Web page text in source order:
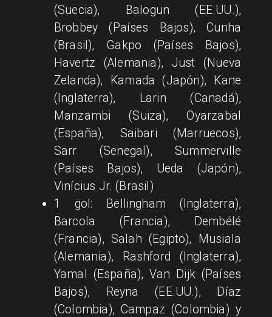
(Suecia), Balogun (EE.UU.),
Brobbey (Países Bajos), Cunha
(Brasil), Gakpo (Países Bajos),
Havertz (Alemania), Just (Nueva
Zelanda), Kamada (Japón), Kane
(Inglaterra), Larin (Canadá),
Manzambi (Suiza), Oyarzabal
(España), Saibari (Marruecos),
Sarr (Senegal), Summerville
(Países Bajos), Ueda (Japón),
Vinícius Jr. (Brasil)
1 gol: Bellingham (Inglaterra),
Barcola (Francia), Dembélé
(Francia), Salah (Egipto), Musiala
(Alemania), Rashford (Inglaterra),
Yamal (España), Van Dijk (Países
Bajos), Reyna (EE.UU.), Díaz
(Colombia), Campaz (Colombia) y